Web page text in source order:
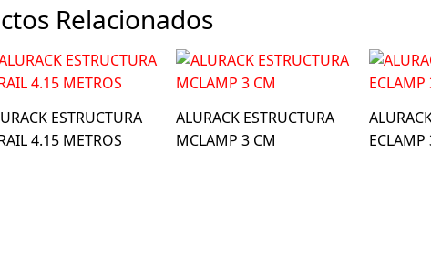
cantidad
Relacionados
ESTRUCTURA
4.15 METROS
ALURACK ESTRUCTURA
MCLAMP 3 CM
ECLAMP